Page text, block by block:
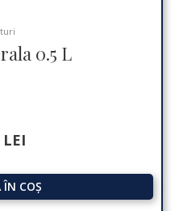
0.5 L
LEI
ÎN COȘ